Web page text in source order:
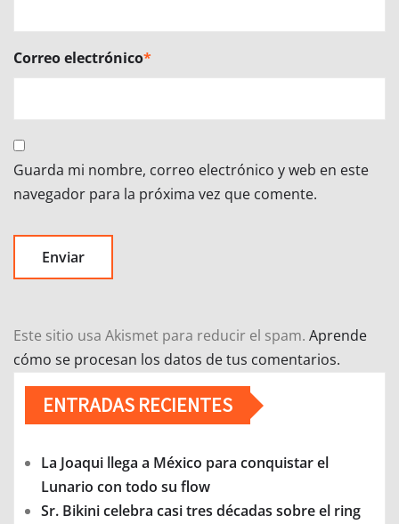
Correo electrónico*
Guarda mi nombre, correo electrónico y web en este
navegador para la próxima vez que comente.
Este sitio usa Akismet para reducir el spam. Aprende
cómo se procesan los datos de tus comentarios.
ENTRADAS RECIENTES
La Joaqui llega a México para conquistar el
Lunario con todo su flow
Sr. Bikini celebra casi tres décadas sobre el ring